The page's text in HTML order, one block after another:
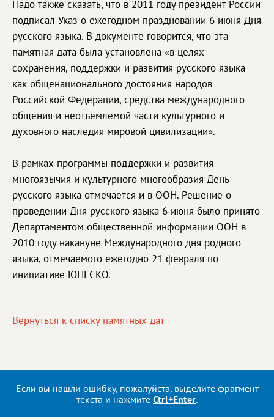
Надо также сказать, что в 2011 году президент России
подписал Указ о ежегодном праздновании 6 июня Дня
русского языка. В документе говорится, что эта
памятная дата была установлена «в целях
сохранения, поддержки и развития русского языка
как общенационального достояния народов
Российской Федерации, средства международного
общения и неотъемлемой части культурного и
духовного наследия мировой цивилизации».
В рамках программы поддержки и развития
многоязычия и культурного многообразия День
русского языка отмечается и в ООН. Решение о
проведении Дня русского языка 6 июня было принято
Департаментом общественной информации ООН в
2010 году накануне Международного дня родного
языка, отмечаемого ежегодно 21 февраля по
инициативе ЮНЕСКО.
Вернуться к списку памятных дат
Если вы нашли ошибку, пожалуйста, выделите фрагмент
текста и нажмите Ctrl+Enter.